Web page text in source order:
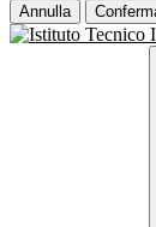
Annulla